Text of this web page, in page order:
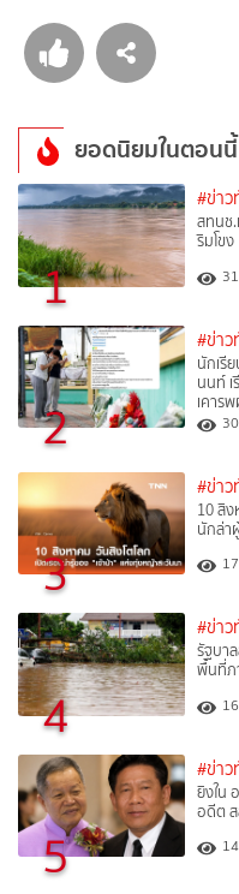
ยอดนิยมในตอนนี้
1
#ข่าว
สทนช.
ริมโขง
31
2
#ข่าว
นักเรี
นนท์
เคาร
30
3
#ข่าว
10 สิง
นักล่า
17
4
#ข่าว
รัฐบา
พื้นที่ภ
16
5
#ข่าว
ยิงใน
อดีต
14